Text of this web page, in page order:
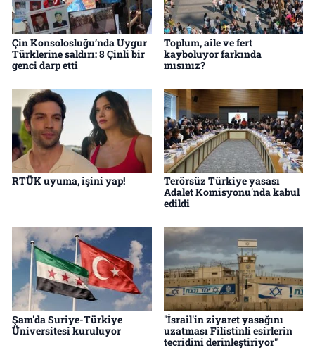
Çin Konsolosluğu’nda Uygur
Türklerine saldırı: 8 Çinli bir
genci darp etti
Toplum, aile ve fert
kayboluyor farkında
mısınız?
RTÜK uyuma, işini yap!
Terörsüz Türkiye yasası
Adalet Komisyonu'nda kabul
edildi
Şam'da Suriye-Türkiye
Üniversitesi kuruluyor
"İsrail'in ziyaret yasağını
uzatması Filistinli esirlerin
tecridini derinleştiriyor"